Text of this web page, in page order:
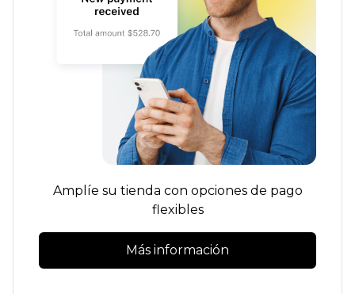
Amplíe su tienda con opciones de pago
flexibles
Más información